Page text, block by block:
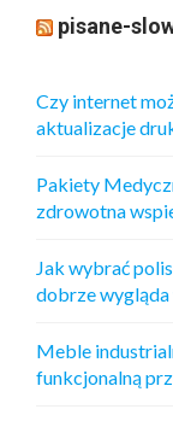
pisane-
Czy internet
aktualizacje
Pakiety
zdrowotna
Jak wybrać
dobrze
Meble
funkcjonalną